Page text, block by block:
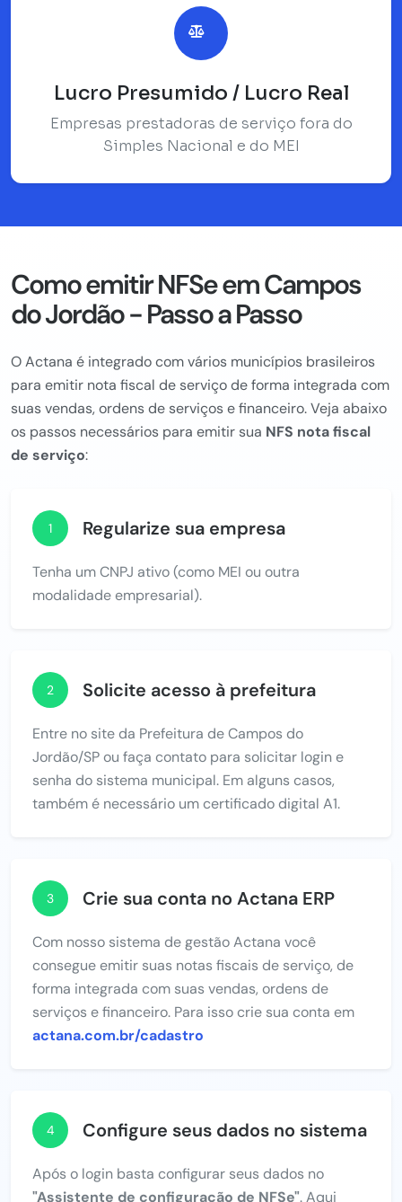
Lucro Presumido / Lucro Real
Empresas prestadoras de serviço fora do
Simples Nacional e do MEI
Como emitir NFSe em Campos
do Jordão - Passo a Passo
O Actana é integrado com vários municípios brasileiros
para emitir nota fiscal de serviço de forma integrada com
suas vendas, ordens de serviços e financeiro. Veja abaixo
os passos necessários para emitir sua NFS nota fiscal
de serviço:
1 Regularize sua empresa
Tenha um CNPJ ativo (como MEI ou outra
modalidade empresarial).
2 Solicite acesso à prefeitura
Entre no site da Prefeitura de Campos do
Jordão/SP ou faça contato para solicitar login e
senha do sistema municipal. Em alguns casos,
também é necessário um certificado digital A1.
3 Crie sua conta no Actana ERP
Com nosso sistema de gestão Actana você
consegue emitir suas notas fiscais de serviço, de
forma integrada com suas vendas, ordens de
serviços e financeiro. Para isso crie sua conta em
actana.com.br/cadastro
4 Configure seus dados no sistema
Após o login basta configurar seus dados no
"Assistente de configuração de NFSe". Aqui